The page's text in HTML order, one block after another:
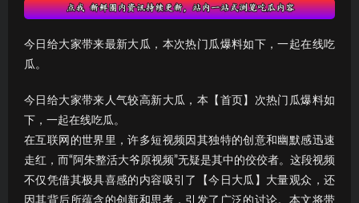
今日给大家带来最新大瓜，本次热门瓜爆料如下，一起在线吃
瓜。
今日给大家带来人气较高新大瓜，本【首页】次热门瓜爆料如
下，一起在线吃瓜。
在互联网的世界里，许多短视频因其独特的创意和幽默感迅速
走红，而“阿朱整活大爷原视频”无疑是其中的佼佼者。这段视频
不仅凭借其极具喜感的内容吸引了【今日大瓜】大量观众，还
因其背后所蕴含的创新和思考，引发了广泛的讨论。本文将带